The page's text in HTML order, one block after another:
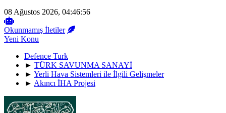
08 Ağustos 2026, 04:46:56
Okunmamış İletiler
Yeni Konu
Defence Turk
► TÜRK SAVUNMA SANAYİ
► Yerli Hava Sistemleri ile İlgili Gelişmeler
► Akıncı İHA Projesi